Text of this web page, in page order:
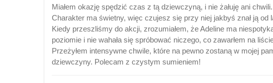
Miałem okazję spędzić czas z tą dziewczyną, i nie żałuję ani
Charakter ma świetny, więc czujesz się przy niej jakbyś znał ją od
Kiedy przeszliśmy do akcji, zrozumiałem, że Adeline ma
poziomie i nie wahała się spróbować niczego, co zawarłem na
Przeżyłem intensywne chwile, które na pewno zostaną w mojej
dziewczyny. Polecam z czystym sumieniem!